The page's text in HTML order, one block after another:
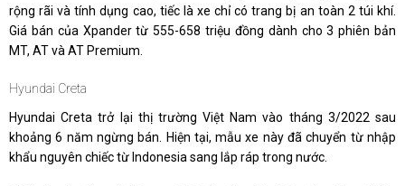
rộng rãi và tính dụng cao, tiếc là xe chỉ có trang bị an toàn 2 túi khí.
Giá bán của Xpander từ 555-658 triệu đồng dành cho 3 phiên bản
MT, AT và AT Premium.
Hyundai Creta
Hyundai Creta trở lại thị trường Việt Nam vào tháng 3/2022 sau
khoảng 6 năm ngừng bán. Hiện tại, mẫu xe này đã chuyển từ nhập
khẩu nguyên chiếc từ Indonesia sang lắp ráp trong nước.